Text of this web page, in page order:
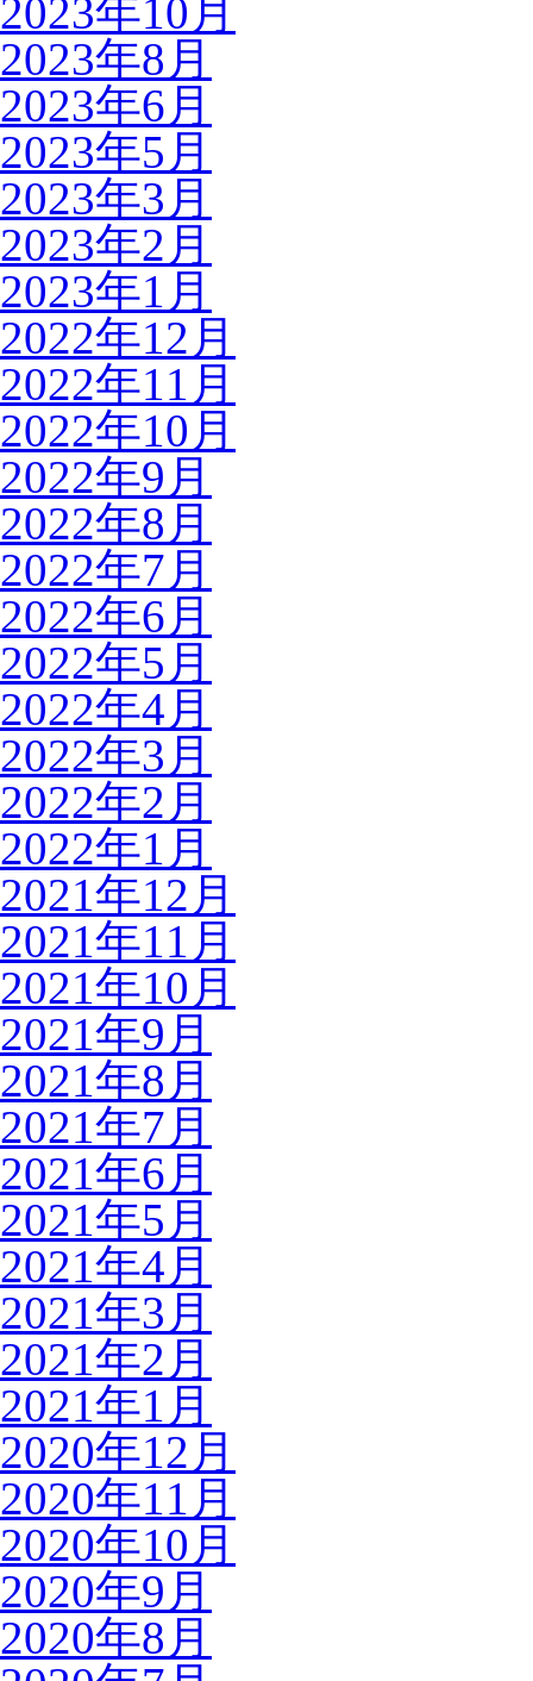
2023年10月
2023年8月
2023年6月
2023年5月
2023年3月
2023年2月
2023年1月
2022年12月
2022年11月
2022年10月
2022年9月
2022年8月
2022年7月
2022年6月
2022年5月
2022年4月
2022年3月
2022年2月
2022年1月
2021年12月
2021年11月
2021年10月
2021年9月
2021年8月
2021年7月
2021年6月
2021年5月
2021年4月
2021年3月
2021年2月
2021年1月
2020年12月
2020年11月
2020年10月
2020年9月
2020年8月